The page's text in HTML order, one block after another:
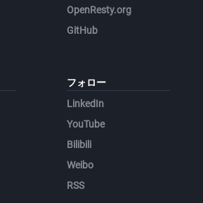
OpenResty.org
GitHub
フォロー
LinkedIn
YouTube
Bilibili
Weibo
RSS